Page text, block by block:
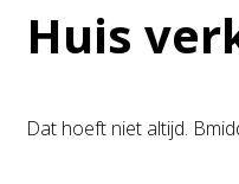
Huis
Dat hoeft niet altijd.